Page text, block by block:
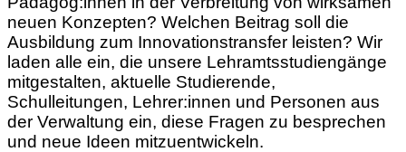
neuen Konzepten? Welchen Beitrag soll die
Ausbildung zum Innovationstransfer leisten? Wir
laden alle ein, die unsere Lehramtsstudiengänge
mitgestalten, aktuelle Studierende,
Schulleitungen, Lehrer:innen und Personen aus
der Verwaltung ein, diese Fragen zu besprechen
und neue Ideen mitzuentwickeln.